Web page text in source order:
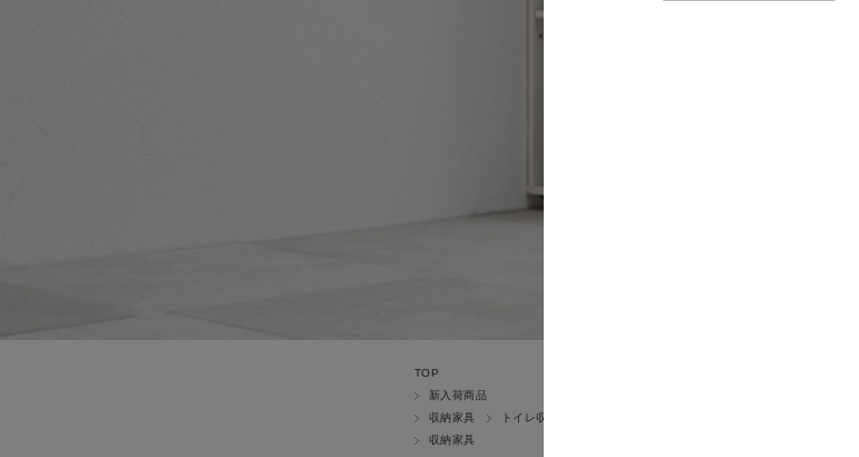
TOP
新入荷商品
収納家具
トイレ収納
収納家具